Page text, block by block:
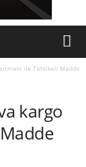
ile Tehlikeli Madde
kargo